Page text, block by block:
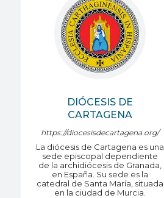
DIÓCESIS DE
CARTAGENA
https://diocesisdecartagena.org/
La diócesis de Cartagena es una
sede episcopal dependiente
de la archidiócesis de Granada,
en España. Su sede es la
catedral de Santa María, situada
en la ciudad de Murcia.